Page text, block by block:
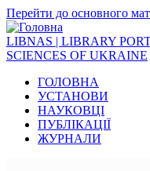
Перейти до основного
LIBNAS | LIBRARY
SCIENCES OF UKRAINE
ГОЛОВНА
УСТАНОВИ
НАУКОВЦІ
ПУБЛІКАЦІЇ
ЖУРНАЛИ